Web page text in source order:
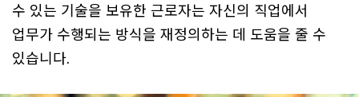
수 있는 기술을 보유한 근로자는 자신의 직업에서
업무가 수행되는 방식을 재정의하는 데 도움을 줄 수
있습니다.